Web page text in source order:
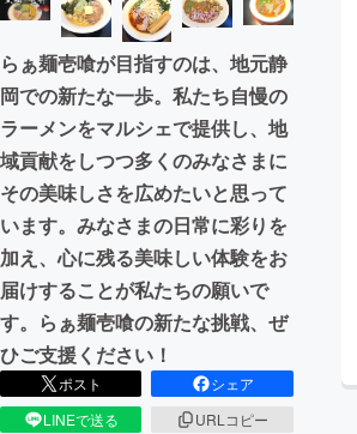
CAMPFIREふるさと納税machi-ya
らぁ麺壱喰が目指すのは、地元静
岡での新たな一歩。私たち自慢の
ラーメンをマルシェで提供し、地
域貢献をしつつ多くのみなさまに
その美味しさを広めたいと思って
います。みなさまの日常に彩りを
加え、心に残る美味しい体験をお
届けすることが私たちの願いで
す。らぁ麺壱喰の新たな挑戦、ぜ
ひご支援ください！
ポスト
シェア
LINEで送る
URLコピー